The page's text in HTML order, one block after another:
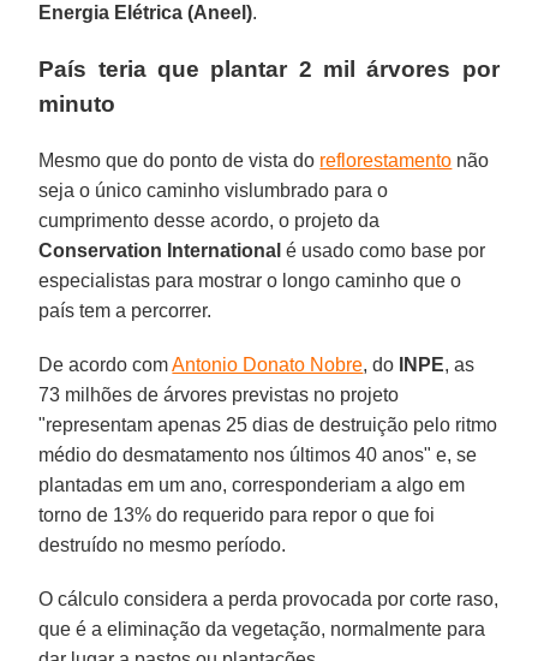
Energia Elétrica (Aneel).
País teria que plantar 2 mil árvores por
minuto
Mesmo que do ponto de vista do reflorestamento não
seja o único caminho vislumbrado para o
cumprimento desse acordo, o projeto da
Conservation International é usado como base por
especialistas para mostrar o longo caminho que o
país tem a percorrer.
De acordo comAntonio Donato Nobre, do INPE, as
73 milhões de árvores previstas no projeto
"representam apenas 25 dias de destruição pelo ritmo
médio do desmatamento nos últimos 40 anos" e, se
plantadas em um ano, corresponderiam a algo em
torno de 13% do requerido para repor o que foi
destruído no mesmo período.
O cálculo considera a perda provocada por corte raso,
que é a eliminação da vegetação, normalmente para